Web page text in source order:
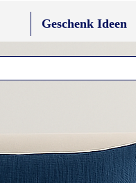
Geschenk Ideen